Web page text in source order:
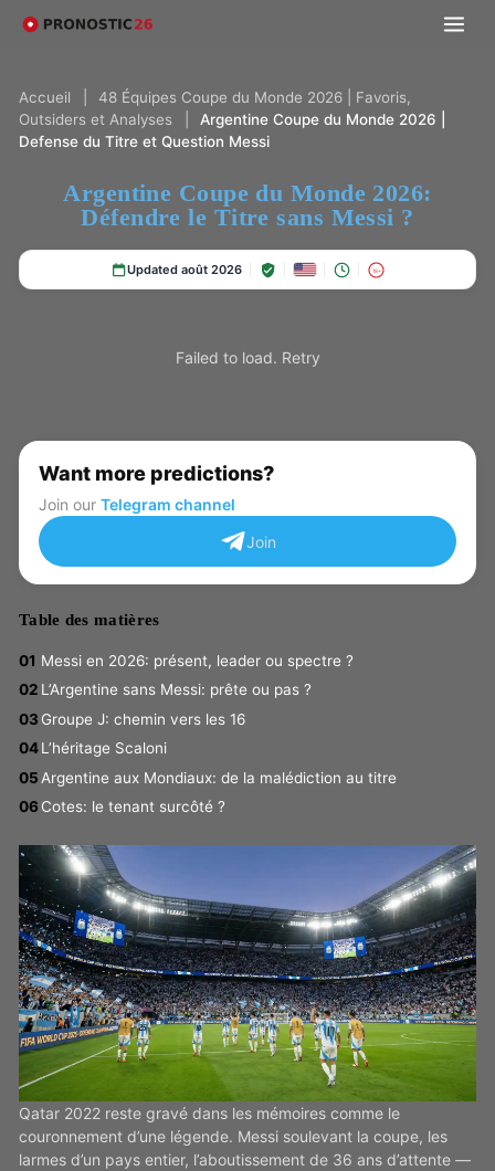
Accueil
48 Équipes Coupe du Monde 2026 | Favoris,
Outsiders et Analyses
Argentine Coupe du Monde 2026 |
Defense du Titre et Question Messi
Argentine Coupe du Monde 2026:
Défendre le Titre sans Messi ?
Updated août 2026 18+
Failed to load. Retry
Want more predictions?
Join our Telegram channel
Join
Table des matières
Messi en 2026: présent, leader ou spectre ?
L’Argentine sans Messi: prête ou pas ?
Groupe J: chemin vers les 16
L’héritage Scaloni
Argentine aux Mondiaux: de la malédiction au titre
Cotes: le tenant surcôté ?
Qatar 2022 reste gravé dans les mémoires comme le
couronnement d’une légende. Messi soulevant la coupe, les
larmes d’un pays entier, l’aboutissement de 36 ans d’attente —